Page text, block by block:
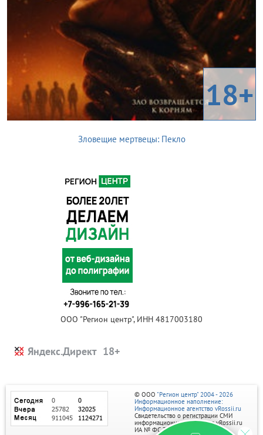
18+
Зловещие мертвецы: Пекло
ООО "Регион центр", ИНН 4817003180
Яндекс.Директ
© ООО "Регион центр" 2004 - 2026
Информационное наполнение:
Информационное агентство vRossii.ru
Свидетельство о регистрации СМИ
информационного агентства vRossii.ru
ИА № ФС 77‑35502